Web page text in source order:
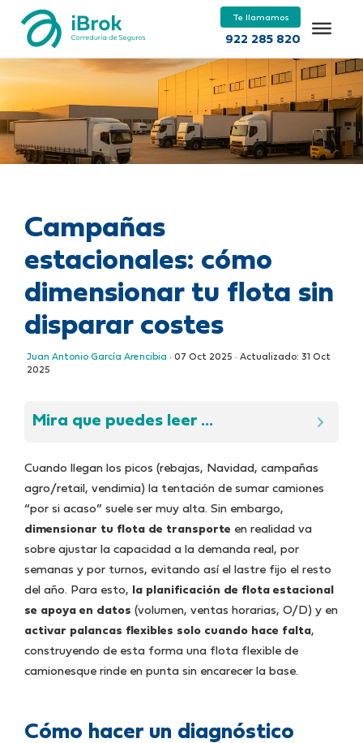
Te llamamos
922 285 820
Campañas
estacionales: cómo
dimensionar tu flota sin
disparar costes
Juan Antonio García Arencibia · 07 Oct 2025 · Actualizado: 31 Oct
2025
Mira que puedes leer ...
Cuando llegan los picos (rebajas, Navidad, campañas
agro/retail, vendimia) la tentación de sumar camiones
“por si acaso” suele ser muy alta. Sin embargo,
dimensionar tu flota de transporte en realidad va
sobre ajustar la capacidad a la demanda real, por
semanas y por turnos, evitando así el lastre fijo el resto
del año. Para esto,
la planificación de flota estacional
se apoya en datos (volumen, ventas horarias, O/D) y en
activar palancas flexibles solo cuando hace falta,
construyendo de esta forma una flota flexible de
camionesque rinde en punta sin encarecer la base.
Cómo hacer un diagnóstico